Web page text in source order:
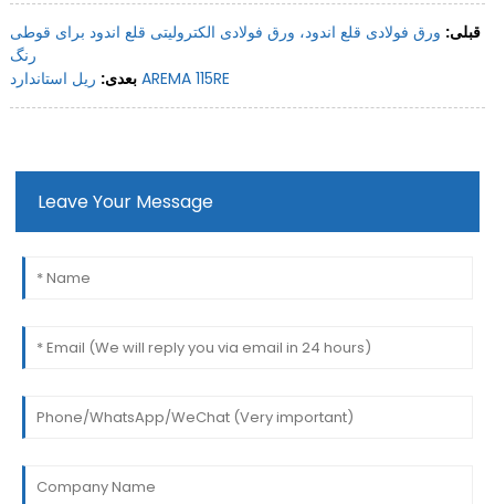
قبلی: ورق فولادی قلع اندود، ورق فولادی الکترولیتی قلع اندود برای قوطی
رنگ
بعدی:ریل استاندارد AREMA 115RE
Leave Your Message